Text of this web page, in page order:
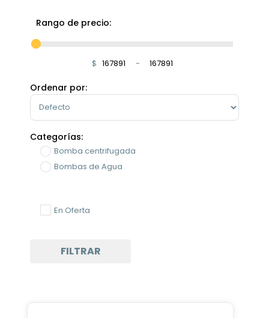
Rango de precio:
$ Minimum Price
-
Maximum Price
Ordenar por:
Sort Products
Categorías:
Bomba centrifugada
Bombas de Agua
En Oferta
FILTRAR